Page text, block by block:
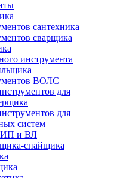
сантехника
сварщика
инструмента
ВОЛС
для
для
систем
и ВЛ
спайщика